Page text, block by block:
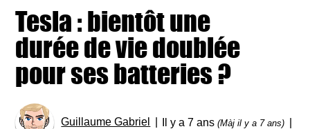
Tesla : bientôt une
durée de vie doublée
pour ses batteries ?
Guillaume Gabriel Il y a 7 ans(Màj il y a 7 ans)